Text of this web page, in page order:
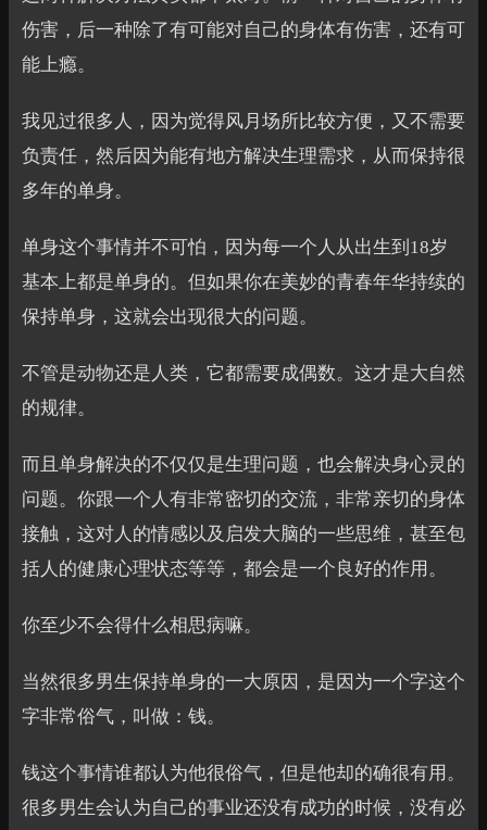
伤害，后一种除了有可能对自己的身体有伤害，还有可
能上瘾。
我见过很多人，因为觉得风月场所比较方便，又不需要
负责任，然后因为能有地方解决生理需求，从而保持很
多年的单身。
单身这个事情并不可怕，因为每一个人从出生到18岁
基本上都是单身的。但如果你在美妙的青春年华持续的
保持单身，这就会出现很大的问题。
不管是动物还是人类，它都需要成偶数。这才是大自然
的规律。
而且单身解决的不仅仅是生理问题，也会解决身心灵的
问题。你跟一个人有非常密切的交流，非常亲切的身体
接触，这对人的情感以及启发大脑的一些思维，甚至包
括人的健康心理状态等等，都会是一个良好的作用。
你至少不会得什么相思病嘛。
当然很多男生保持单身的一大原因，是因为一个字这个
字非常俗气，叫做：钱。
钱这个事情谁都认为他很俗气，但是他却的确很有用。
很多男生会认为自己的事业还没有成功的时候，没有必